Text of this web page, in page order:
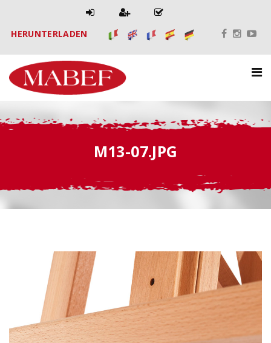
HERUNTERLADEN
M13-07.JPG